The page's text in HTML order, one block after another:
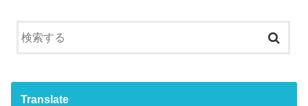
Translate